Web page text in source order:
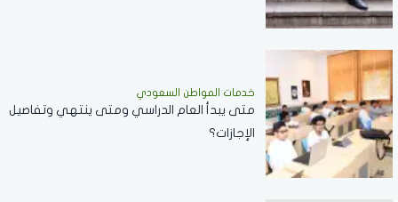
خدمات المواطن السعودي
‏متى يبدأ العام الدراسي ومتى ينتهي وتفاصيل
الإجازات؟